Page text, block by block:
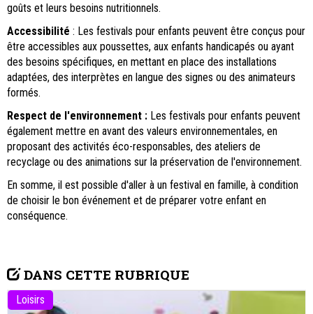
goûts et leurs besoins nutritionnels.
Accessibilité : Les festivals pour enfants peuvent être conçus pour
être accessibles aux poussettes, aux enfants handicapés ou ayant
des besoins spécifiques, en mettant en place des installations
adaptées, des interprètes en langue des signes ou des animateurs
formés.
Respect de l'environnement : Les festivals pour enfants peuvent
également mettre en avant des valeurs environnementales, en
proposant des activités éco-responsables, des ateliers de
recyclage ou des animations sur la préservation de l'environnement.
En somme, il est possible d'aller à un festival en famille, à condition
de choisir le bon événement et de préparer votre enfant en
conséquence.
DANS CETTE RUBRIQUE
Loisirs